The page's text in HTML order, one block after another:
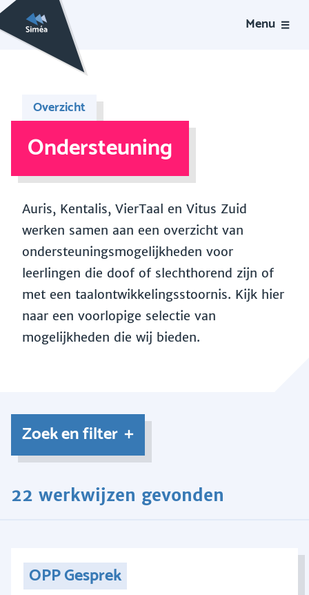
Menu
Overzicht
Ondersteuning
Auris, Kentalis, VierTaal en Vitus Zuid
werken samen aan een overzicht van
ondersteuningsmogelijkheden voor
leerlingen die doof of slechthorend zijn of
met een taalontwikkelingsstoornis. Kijk hier
naar een voorlopige selectie van
mogelijkheden die wij bieden.
Zoek en filter
22 werkwijzen gevonden
OPP Gesprek